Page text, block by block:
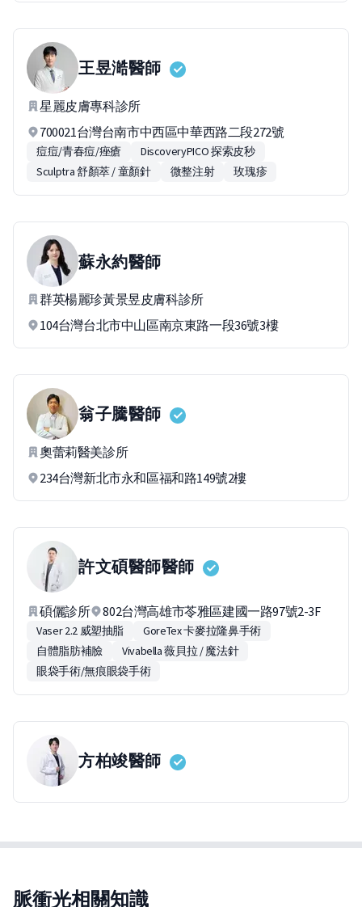
王昱澔醫師
星麗皮膚專科診所
700021台灣台南市中西區中華西路二段272號
痘痘/青春痘/痤瘡
DiscoveryPICO 探索皮秒
Sculptra 舒顏萃 / 童顏針
微整注射 玫瑰疹
蘇永約醫師
群英楊麗珍黃景昱皮膚科診所
104台灣台北市中山區南京東路一段36號3樓
翁子騰醫師
奧蕾莉醫美診所
234台灣新北市永和區福和路149號2樓
許文碩醫師醫師
碩儷診所 802台灣高雄市苓雅區建國一路97號2-3F
Vaser 2.2 威塑抽脂
GoreTex 卡麥拉隆鼻手術
自體脂肪補臉
Vivabella 薇貝拉 / 魔法針
眼袋手術/無痕眼袋手術
方柏竣醫師
脈衝光相關知識